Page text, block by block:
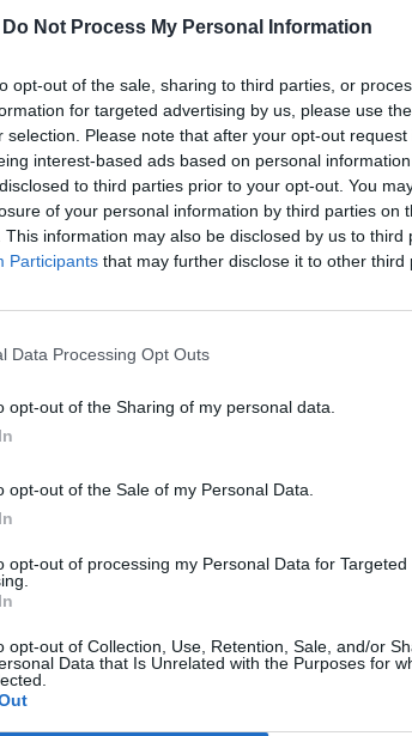
Do Not Process My Personal Information
opt-out of the sale, sharing to third parties, or
for targeted advertising by us, please use
selection. Please note that after your opt-out
interest-based ads based on personal
to third parties prior to your opt-out. You
of your personal information by third parties on
This information may also be disclosed by us to third
Participants that may further disclose it to other third
Data Processing Opt Outs
opt-out of the Sharing of my personal data.
opt-out of the Sale of my Personal Data.
opt-out of processing my Personal Data for Targeted
opt-out of Collection, Use, Retention, Sale, and/or
Data that Is Unrelated with the Purposes for
magas koncentrációban van jelen, a
el. Országosan alacsony
a kenderfélék, az útifű, a lórom, az
pollenje - írták.
előfordul a levegőben a ciprus- és
A kültéri allergén gombák közül az
Epicoccumé az alacsony-közepes